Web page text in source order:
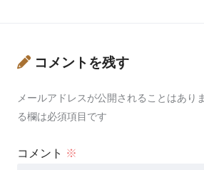
コメントを残す
メールアドレスが公開されることはあり
る欄は必須項目です
コメント ※